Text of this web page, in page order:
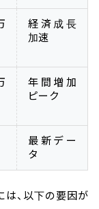
経済成長
加速
年間増加
ピーク
最新デー
タ
、以下の要因が